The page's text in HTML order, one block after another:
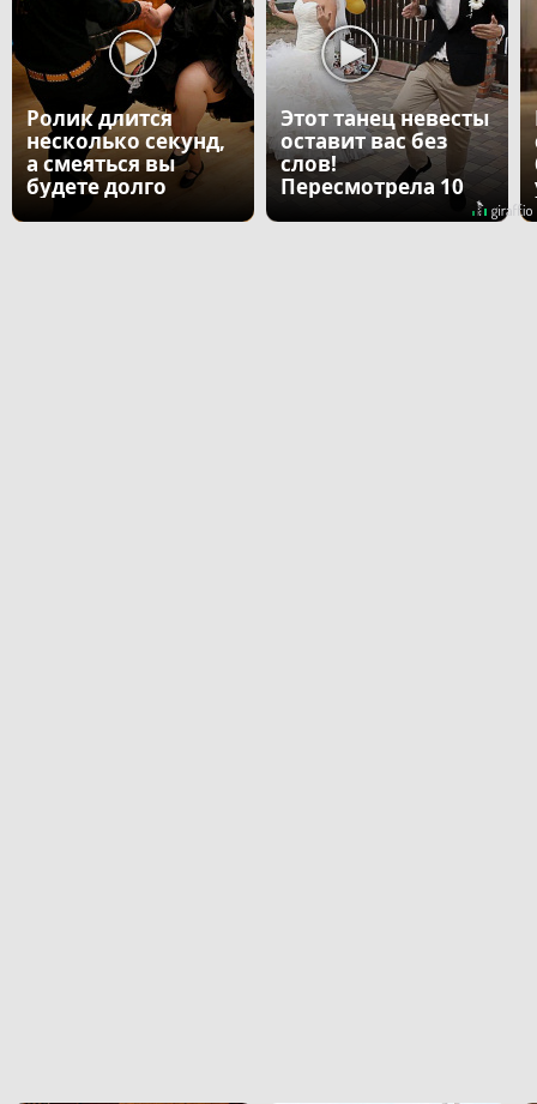
Ролик длится
несколько секунд,
а смеяться вы
будете долго
Этот танец невесты
оставит вас без
слов!
Пересмотрела 10